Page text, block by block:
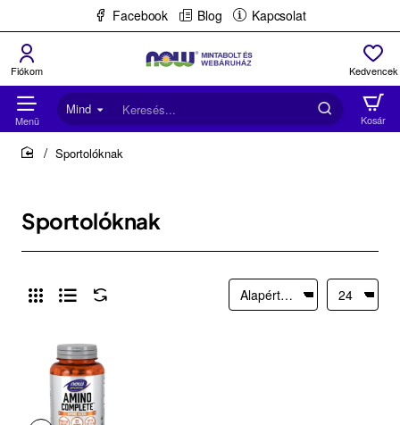
Facebook Blog Kapcsolat
Mind
Keresés...
Sportolóknak
Sportolóknak